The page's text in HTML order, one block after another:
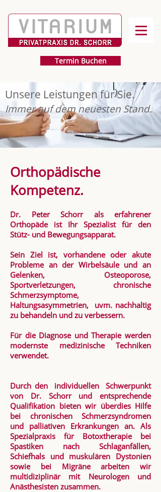
Termin Buchen
Unsere Leistungen für Sie.
Immer auf dem neuesten Stand.
Orthopädische
Kompetenz.
Dr. Peter Schorr als erfahrener
Orthopäde ist Ihr Spezialist für den
Stütz- und Bewegungsapparat.
Sein Ziel ist, vorhandene oder akute
Probleme an der Wirbelsäule und an
Gelenken, Osteoporose,
Sportverletzungen, chronische
Schmerzsymptome,
Haltungsasymmetrien, uvm. nachhaltig
zu behandeln und zu verbessern.
Für die Diagnose und Therapie werden
modernste medizinische Techniken
verwendet.
Durch den individuellen Schwerpunkt
von Dr. Schorr und entsprechende
Qualifikation bieten wir überdies Hilfe
bei chronischen Schmerzsyndromen
und palliativen Erkrankungen an. Als
Spezialpraxis für Botoxtherapie bei
Spastiken nach Schlaganfällen,
Schiefhals und muskulären Dystonien
sowie bei Migräne arbeiten wir
multidiziplinär mit Neurologen und
Anästhesisten zusammen.